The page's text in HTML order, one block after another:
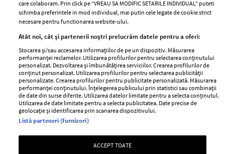
GSP
Unica
Baby
Retete
femei
Viva
Avantaje
Retete practice
Pariază responsabil! Decizia ONJN nr. 821/25.09.2025.
Jocurile de noroc sunt interzise minorilor.
care colaboram. Prin click pe “VREAU SA MODIFIC SETARILE INDIVIDUAL” puteti
schimba preferintele in mod individual, mai putin cele legate de cookie strict
necesare pentru functionarea website-ului.
Atât noi, cât și partenerii noștri prelucrăm datele pentru a oferi:
Stocarea și/sau accesarea informațiilor de pe un dispozitiv. Măsurarea
performanței reclamelor. Utilizarea profilurilor pentru selectarea conținutului
personalizat. Dezvoltarea și îmbunătățirea serviciilor. Crearea profilurilor de
conținut personalizat. Utilizarea profilurilor pentru selectarea publicității
personalizate. Crearea profilurilor pentru publicitate personalizată. Măsurarea
performanței conținutului. Înțelegerea publicului prin statistici sau combinații
de date din surse diferite. Utilizarea datelor limitate pentru a selecta conținutul.
Utilizarea de date limitate pentru a selecta publicitatea. Date precise de
geolocație și identificarea prin scanarea dispozitivului.
Listă parteneri (furnizori)
ACCEPT TOATE